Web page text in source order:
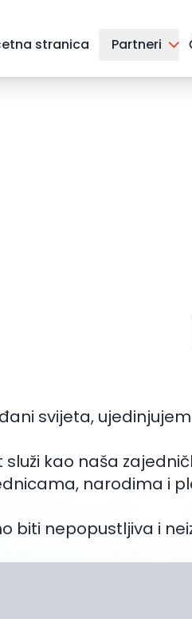
stranica Partneri
svijeta,
služi kao naša
narodima i
biti nepopustljiva i